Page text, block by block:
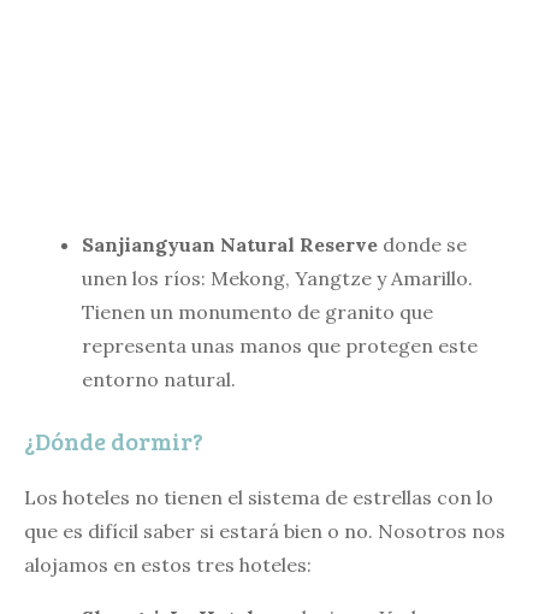
Sanjiangyuan Natural Reserve donde se
unen los ríos: Mekong, Yangtze y Amarillo.
Tienen un monumento de granito que
representa unas manos que protegen este
entorno natural.
¿Dónde dormir?
Los hoteles no tienen el sistema de estrellas con lo
que es difícil saber si estará bien o no. Nosotros nos
alojamos en estos tres hoteles: